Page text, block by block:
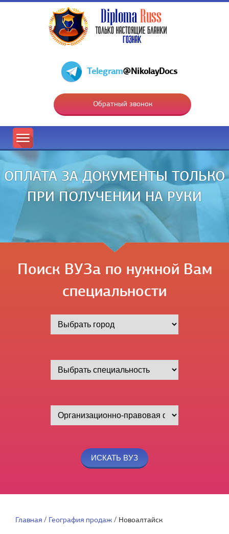
Telegram@NikolayDocs
Обратный звонок
ОПЛАТА ЗА ДОКУМЕНТЫ ТОЛЬКО
ПРИ ПОЛУЧЕНИИ НА РУКИ
Поиск ВУЗа по нужной Вам
специальности
Главная / География продаж / Новоалтайск